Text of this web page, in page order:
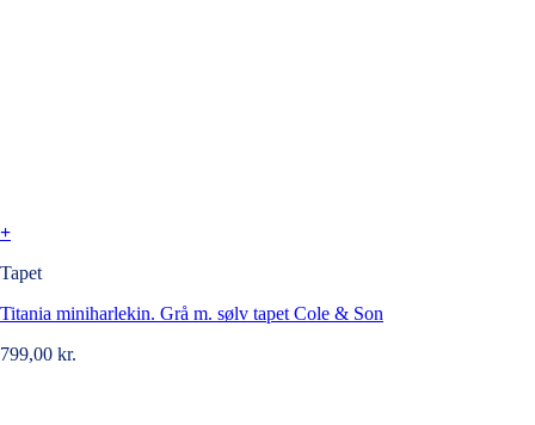
+
Tapet
Titania miniharlekin. Grå m. sølv tapet Cole & Son
799,00 kr.